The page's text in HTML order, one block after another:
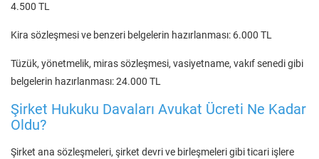
4.500 TL
Kira sözleşmesi ve benzeri belgelerin hazırlanması: 6.000 TL
Tüzük, yönetmelik, miras sözleşmesi, vasiyetname, vakıf senedi gibi
belgelerin hazırlanması: 24.000 TL
Şirket Hukuku Davaları Avukat Ücreti Ne Kadar
Oldu?
Şirket ana sözleşmeleri, şirket devri ve birleşmeleri gibi ticari işlere